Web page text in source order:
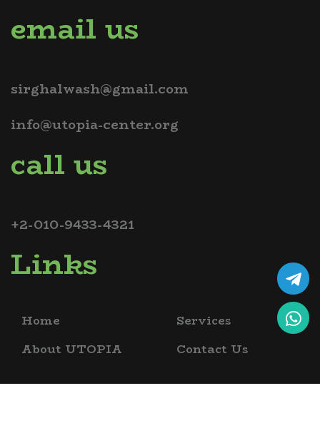
email us
sirghalwash@gmail.com
info@utopia-center.org
call us
+2-010-9433-4321
Links
Home
About UTOPIA
Services
Contact Us